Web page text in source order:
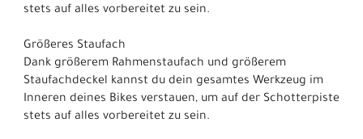
stets auf alles vorbereitet zu sein.
Größeres Staufach
Dank größerem Rahmenstaufach und größerem
Staufachdeckel kannst du dein gesamtes Werkzeug im
Inneren deines Bikes verstauen, um auf der Schotterpiste
stets auf alles vorbereitet zu sein.